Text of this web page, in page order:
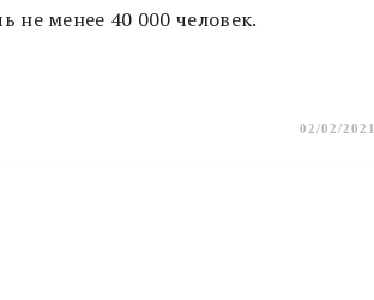
не менее 40 000 человек.
02/02/2021